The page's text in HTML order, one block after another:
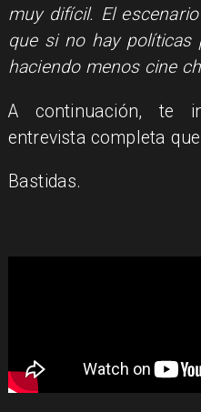
muy difícil. El
que si no hay políticas
haciendo menos cine
A continuación, te
entrevista completa
Bastidas.